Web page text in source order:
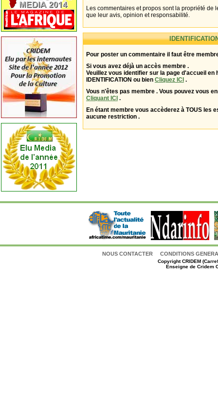
Les commentaires et propos sont la propriété de
que leur avis, opinion et responsabilité.
Pour poster un commentaire il faut être
Si vous avez déjà un accès membre .
Veuillez vous identifier sur la page d'accueil en
IDENTIFICATION ou bien Cliquez ICI .
Vous n'êtes pas membre . Vous pouvez vous
Cliquant ICI .
En étant membre vous accèderez à TOUS les
aucune restriction .
NOUS CONTACTER CONDITIONS
CopyrightCRIDEM
Enseigne de Cridem